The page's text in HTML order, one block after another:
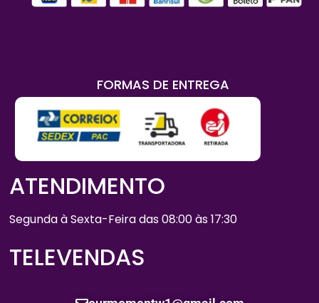
FORMAS DE ENTREGA
ATENDIMENTO
Segunda à Sexta-Feira das 08:00 às 17:30
TELEVENDAS